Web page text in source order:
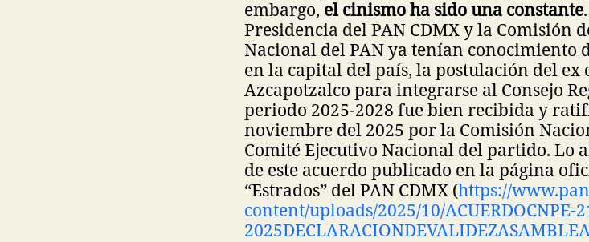
embargo, el cinismo ha sido una constante
Presidencia del PAN CDMX y la Comisión
Nacional del PAN ya tenían conocimiento
en la capital del país, la postulación del
Azcapotzalco para integrarse al Consejo
periodo 2025-2028 fue bien recibida y
noviembre del 2025 por la Comisión
Comité Ejecutivo Nacional del partido. Lo
de este acuerdo publicado en la página
“Estrados” del PAN CDMX (https://
content/uploads/2025/10/ACUERDOCNPE-